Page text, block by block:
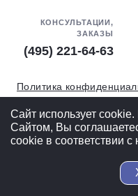
КОНСУЛЬТАЦИИ,
ЗАКАЗЫ
(495) 221-64-63
Политика
Обработка
© 2004-2026
Сайт использует
Сайтом, Вы
cookie в соответствии